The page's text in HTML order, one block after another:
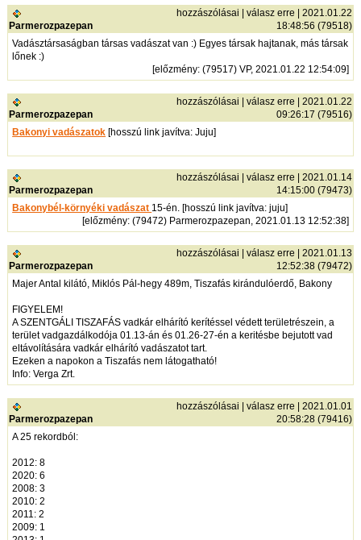
Parmerozpazepan
hozzászólásai |válasz erre | 2021.01.22
18:48:56 (79518)
Vadásztársaságban társas vadászat van :) Egyes társak hajtanak, más társak
lőnek :)
[előzmény: (79517) VP, 2021.01.22 12:54:09]
Parmerozpazepan
hozzászólásai |válasz erre | 2021.01.22
09:26:17 (79516)
Bakonyi vadászatok [hosszú link javítva: Juju]
Parmerozpazepan
hozzászólásai |válasz erre | 2021.01.14
14:15:00 (79473)
Bakonybél-környéki vadászat 15-én. [hosszú link javítva: juju]
[előzmény: (79472) Parmerozpazepan, 2021.01.13 12:52:38]
Parmerozpazepan
hozzászólásai |válasz erre | 2021.01.13
12:52:38 (79472)
Majer Antal kilátó, Miklós Pál-hegy 489m, Tiszafás kirándulóerdő, Bakony
FIGYELEM!
A SZENTGÁLI TISZAFÁS vadkár elhárító kerítéssel védett területrészein, a
terület vadgazdálkodója 01.13-án és 01.26-27-én a keritésbe bejutott vad
eltávolítására vadkár elhárító vadászatot tart.
Ezeken a napokon a Tiszafás nem látogatható!
Info: Verga Zrt.
Parmerozpazepan
hozzászólásai |válasz erre | 2021.01.01
20:58:28 (79416)
A 25 rekordból:
2012: 8
2020: 6
2008: 3
2010: 2
2011: 2
2009: 1